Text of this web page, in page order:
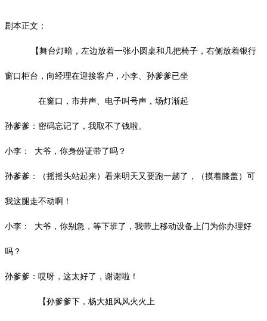
剧本正文：
【舞台灯暗，左边放着一张小圆桌和几把椅子，右侧放着银行
窗口柜台，向经理在迎接客户，小李、孙爹爹已坐
在窗口，市井声、电子叫号声，场灯渐起
孙爹爹：密码忘记了，我取不了钱啦。
小李： 大爷，你身份证带了吗？
孙爹爹：（摇摇头站起来）看来明天又要跑一趟了，（摸着膝盖）可
我这腿走不动啊！
小李： 大爷，你别急，等下班了，我带上移动设备上门为你办理好
吗？
孙爹爹：哎呀，这太好了，谢谢啦！
【孙爹爹下，杨大姐风风火火上